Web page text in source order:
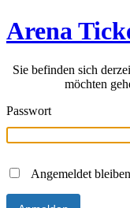
Arena
Sie befinden sich
möchten
Passwort
Angemeldet bleiben